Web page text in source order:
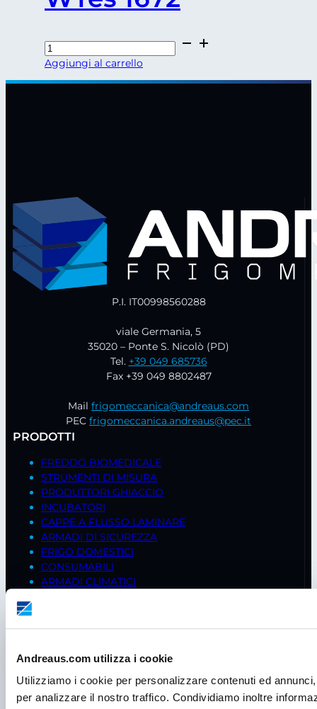
Andreaus.com utilizza i cookie
Utilizziamo i cookie per personalizzare contenuti ed
per analizzare il nostro traffico. Condividiamo inoltre
Cantina
vini
Liebherr
WTes
Aggiungi al carrello
P.I. IT00998560288
viale Germania, 5
35020 – Ponte S. Nicolò (PD)
Tel. +39 049 685736
Fax +39 049 8802487
Mail frigomeccanica@andreaus.com
PEC frigomeccanica.andreaus@pec.it
PRODOTTI
FREDDO BIOMEDICALE
STRUMENTI DI MISURA
PRODUTTORI GHIACCIO
INCUBATORI
CAPPE A FLUSSO LAMINARE
ARMADI DI SICUREZZA
FRIGO DOMESTICI
CONSUMABILI
ARMADI CLIMATICI
STUFE
PIPETTE
CELLE FRIGO
ISOLATORI